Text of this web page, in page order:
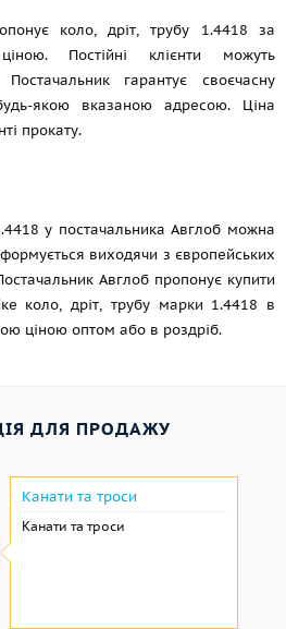
коло, дріт, трубу 1.4418 за
Постійні клієнти можуть
гарантує своєчасну
якою вказаною адресою. Ціна
прокату.
у постачальника Авглоб можна
виходячи з європейських
Авглоб пропонує купити
коло, дріт, трубу марки 1.4418 в
ціною оптом або в роздріб.
ДЛЯ ПРОДАЖУ
Канати та троси
Канати та троси